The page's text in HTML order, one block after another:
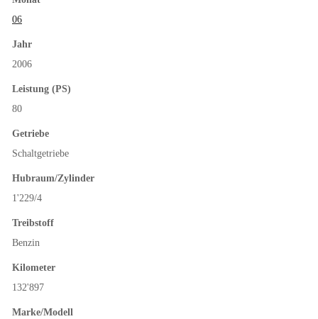
06
Jahr
2006
Leistung (PS)
80
Getriebe
Schaltgetriebe
Hubraum/Zylinder
1'229/4
Treibstoff
Benzin
Kilometer
132'897
Marke/Modell